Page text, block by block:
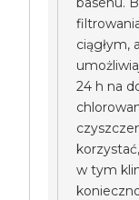
ciągłym,
24 h na
w tym